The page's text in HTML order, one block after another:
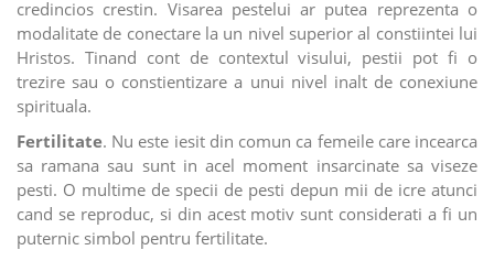
credincios crestin. Visarea pestelui ar putea reprezenta o
modalitate de conectare la un nivel superior al constiintei lui
Hristos. Tinand cont de contextul visului, pestii pot fi o
trezire sau o constientizare a unui nivel inalt de conexiune
spirituala.
Fertilitate. Nu este iesit din comun ca femeile care incearca
sa ramana sau sunt in acel moment insarcinate sa viseze
pesti. O multime de specii de pesti depun mii de icre atunci
cand se reproduc, si din acest motiv sunt considerati a fi un
puternic simbol pentru fertilitate.